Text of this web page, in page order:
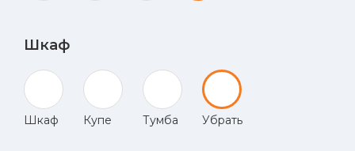
Шкаф
Шкаф Купе Тумба Убрать